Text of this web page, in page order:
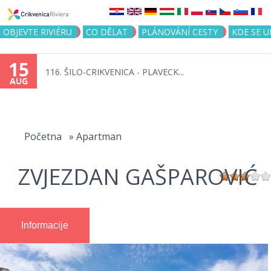
Jump to navigation
OBJEVTE RIVIÉRU CO DĚLAT PLÁNOVÁNÍ CESTY KDE SE
15
AUG
116. ŠILO-CRIKVENICA - PLAVECK...
Početna » Apartman
ZVJEZDAN GAŠPAROVIĆ
Informacije